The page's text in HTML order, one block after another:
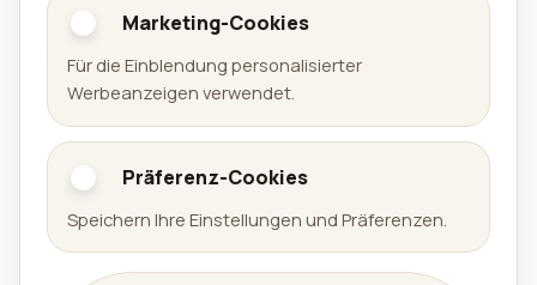
Portfolio
Spiele
Apps
Arena Sudoku
Availabell
Unternehmen
Marketing-Cookies
Für die Einblendung personalisierter
Werbeanzeigen verwendet.
Präferenz-Cookies
Speichern Ihre Einstellungen und Präferenzen.